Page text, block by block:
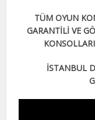
TÜM OYUN
GARANTİLİ VE
İSTANBUL